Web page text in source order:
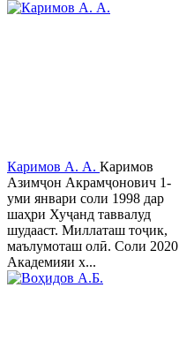
Каримов А. А. Каримов
Азимҷон Акрамҷонович 1-
уми январи соли 1998 дар
шаҳри Хуҷанд таввалуд
шудааст. Миллаташ тоҷик,
маълумоташ олӣ. Соли 2020
Академияи х...